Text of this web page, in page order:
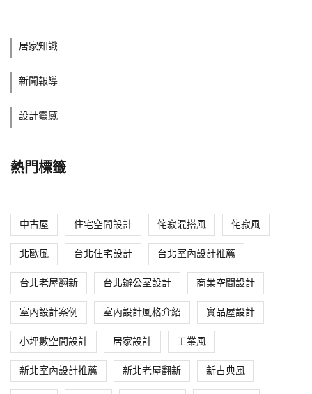
居家知識
新聞報導
設計靈感
熱門標籤
中古屋 住宅空間設計 侘寂混搭風 侘寂風
北歐風 台北住宅設計 台北室內設計推薦
台北老屋翻新 台北辦公室設計 商業空間設計
室內設計案例 室內設計風格介紹 實品屋設計
小坪數空間設計 居家設計 工業風
新北室內設計推薦 新北老屋翻新 新古典風